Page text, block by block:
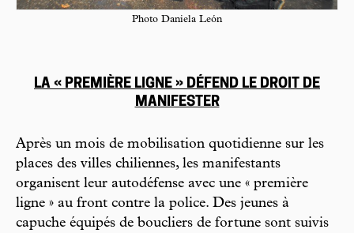
Photo Daniela León
LA « PREMIÈRE LIGNE » DÉFEND LE DROIT DE
MANIFESTER
Après un mois de mobilisation quotidienne sur les
places des villes chiliennes, les manifestants
organisent leur autodéfense avec une « première
ligne » au front contre la police. Des jeunes à
capuche équipés de boucliers de fortune sont suivis